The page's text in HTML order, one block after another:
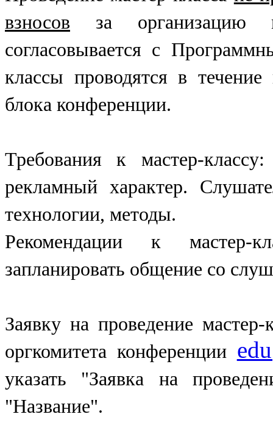
взносов за организацию
согласовывается с
классы проводятся в
блока конференции.
Требования к мастер-
рекламный характер.
технологии, методы.
Рекомендации к мастер-
запланировать общение со
Заявку на проведение
оргкомитета конференции
указать "Заявка на
"Название".